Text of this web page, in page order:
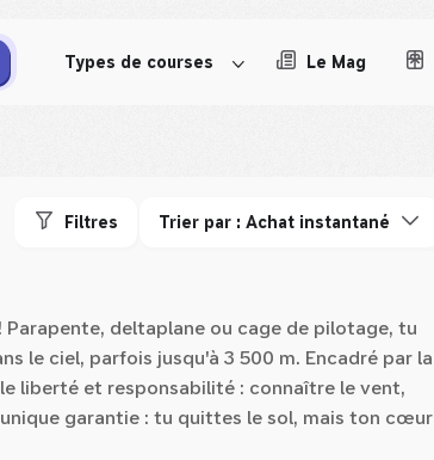
Types de courses Le Mag
Filtres Trier par : Achat instantané
deltaplane ou cage de pilotage, tu
le ciel, parfois jusqu'à 3 500 m. Encadré par la
liberté et responsabilité : connaître le vent,
garantie : tu quittes le sol, mais ton cœur